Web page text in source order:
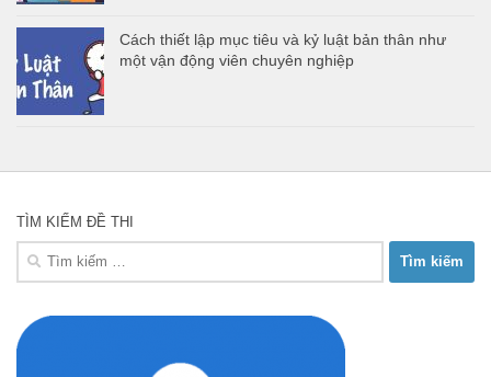
Cách thiết lập mục tiêu và kỷ luật bản thân như
một vận động viên chuyên nghiệp
TÌM KIẾM ĐỀ THI
Tìm